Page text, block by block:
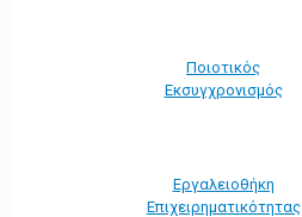
Ποιοτικός
Εκσυγχρονισμός
Εργαλειοθήκη
Eπιχειρηματικότητας